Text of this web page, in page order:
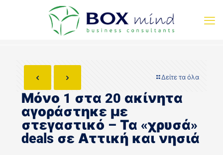
Δείτε τα όλα
Μόνο 1 στα 20 ακίνητα
αγοράστηκε με
στεγαστικό – Τα «χρυσά»
deals σε Αττική και νησιά